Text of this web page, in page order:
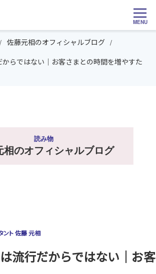
MENU
佐藤元相のオフィシャルブログ
らではない｜お客さまとの時間を増やすた
読み物
相のオフィシャルブログ
ント 佐藤 元相
流行だからではない｜お